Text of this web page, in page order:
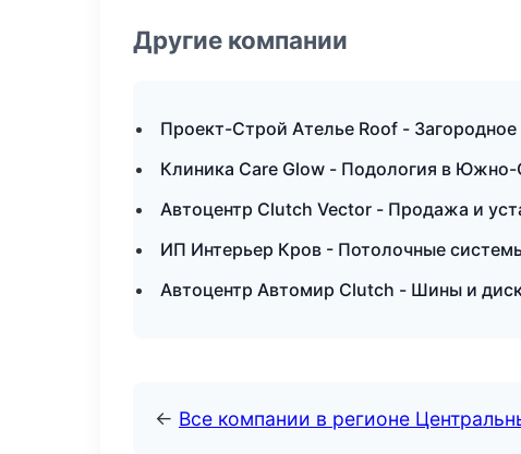
Другие компании
Проект-Строй Ателье Roof - Загородное
Клиника Care Glow - Подология в Южно-
Автоцентр Clutch Vector - Продажа и
ИП Интерьер Кров - Потолочные
Автоцентр Автомир Clutch - Шины и
← Все компании в регионе